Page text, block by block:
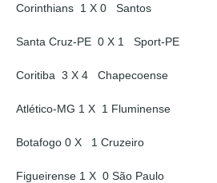
Corinthians 1 X 0 Santos
Santa Cruz-PE 0 X 1 Sport-PE
Coritiba 3 X 4 Chapecoense
Atlético-MG 1 X 1 Fluminense
Botafogo 0 X 1 Cruzeiro
Figueirense 1 X 0 São Paulo